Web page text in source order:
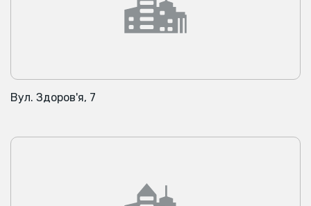
Вул. Здоров'я, 7